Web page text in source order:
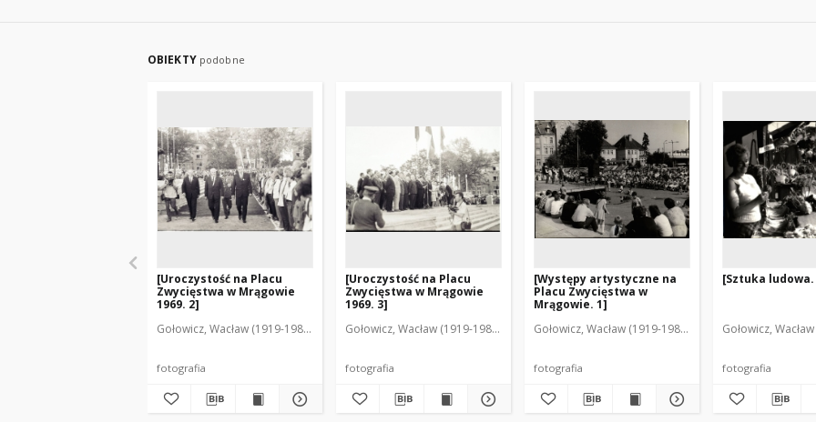
OBIEKTY podobne
[Uroczystość na Placu
Zwycięstwa w Mrągowie
1969. 2]
Gołowicz, Wacław (1919-1983). Fot.
fotografia
[Uroczystość na Placu
Zwycięstwa w Mrągowie
1969. 3]
Gołowicz, Wacław (1919-1983). Fot.
fotografia
[Występy artystyczne na
Placu Zwycięstwa w
Mrągowie. 1]
Gołowicz, Wacław (1919-1983). Fot.
fotografia
[Sztuka ludowa.
Gołowicz,
fotografia